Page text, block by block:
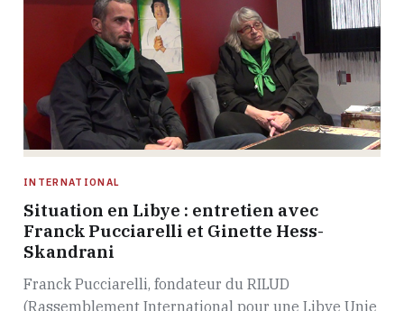
INTERNATIONAL
Situation en Libye : entretien avec
Franck Pucciarelli et Ginette Hess-
Skandrani
Franck Pucciarelli, fondateur du RILUD
(Rassemblement International pour une Libye Unie